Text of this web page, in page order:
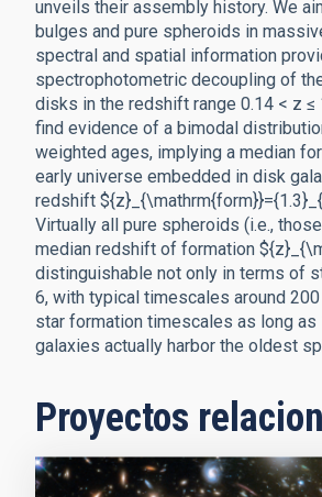
unveils their assembly history. We
bulges and pure spheroids in
spectral and spatial information
spectrophotometric decoupling of
disks in the redshift range 0.14 < z
find evidence of a bimodal
weighted ages, implying a median
early universe embedded in disk
redshift
Virtually all pure spheroids (i.e.,
median redshift of formation
distinguishable not only in terms of
6, with typical timescales around
star formation timescales as long
galaxies actually harbor the oldest
Proyectos